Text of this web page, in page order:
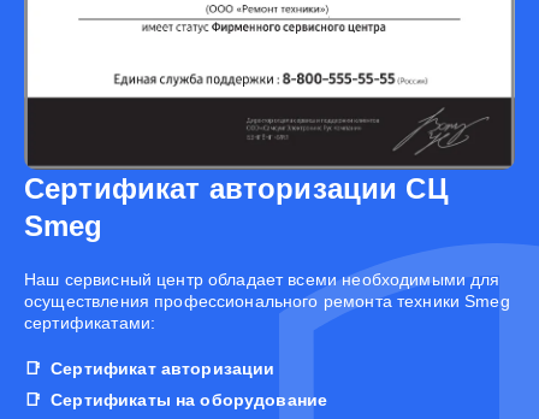
Сертификат авторизации СЦ
Smeg
Наш сервисный центр обладает всеми необходимыми для
осуществления профессионального ремонта техники Smeg
сертификатами:
Сертификат авторизации
Сертификаты на оборудование